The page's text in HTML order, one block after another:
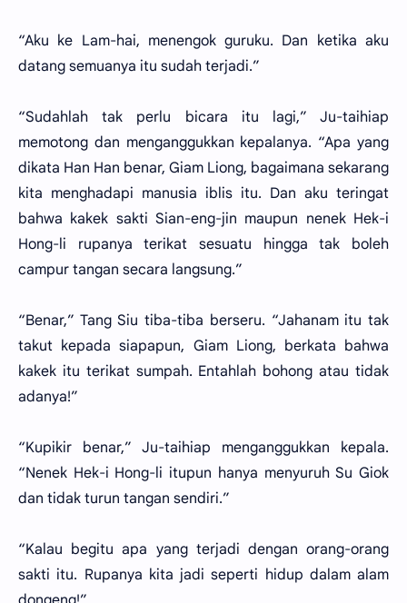
“Aku ke Lam-hai, menengok guruku. Dan ketika aku
datang semuanya itu sudah terjadi.”
“Sudahlah tak perlu bicara itu lagi,” Ju-taihiap
memotong dan menganggukkan kepalanya. “Apa yang
dikata Han Han benar, Giam Liong, bagaimana sekarang
kita menghadapi manusia iblis itu. Dan aku teringat
bahwa kakek sakti Sian-eng-jin maupun nenek Hek-i
Hong-li rupanya terikat sesuatu hingga tak boleh
campur tangan secara langsung.”
“Benar,” Tang Siu tiba-tiba berseru. “Jahanam itu tak
takut kepada siapapun, Giam Liong, berkata bahwa
kakek itu terikat sumpah. Entahlah bohong atau tidak
adanya!”
“Kupikir benar,” Ju-taihiap menganggukkan kepala.
“Nenek Hek-i Hong-li itupun hanya menyuruh Su Giok
dan tidak turun tangan sendiri.”
“Kalau begitu apa yang terjadi dengan orang-orang
sakti itu. Rupanya kita jadi seperti hidup dalam alam